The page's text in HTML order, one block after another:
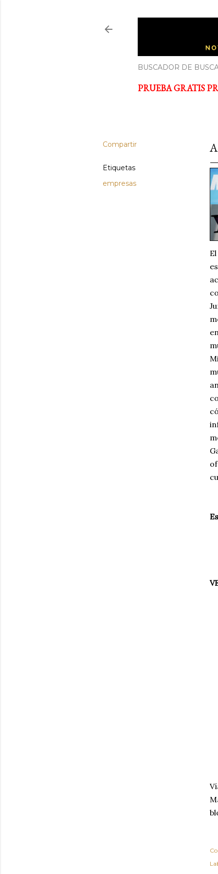
Noticias y cursos GRATIS
BUSCADOR DE
PRUEBA GRATIS
Compartir
Etiquetas
empresas